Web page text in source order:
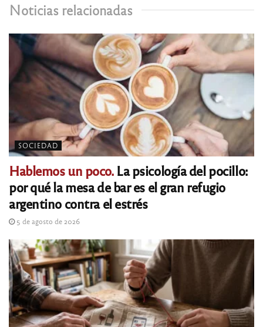
Noticias relacionadas
SOCIEDAD
Hablemos un poco.La psicología del pocillo:
por qué la mesa de bar es el gran refugio
argentino contra el estrés
5 de agosto de 2026